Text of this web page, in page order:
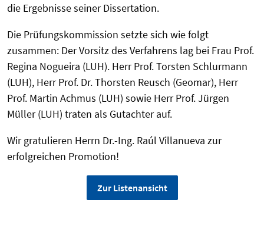
die Ergebnisse seiner Dissertation.
Die Prüfungskommission setzte sich wie folgt
zusammen: Der Vorsitz des Verfahrens lag bei Frau Prof.
Regina Nogueira (LUH). Herr Prof. Torsten Schlurmann
(LUH), Herr Prof. Dr. Thorsten Reusch (Geomar), Herr
Prof. Martin Achmus (LUH) sowie Herr Prof. Jürgen
Müller (LUH) traten als Gutachter auf.
Wir gratulieren Herrn Dr.-Ing. Raúl Villanueva zur
erfolgreichen Promotion!
Zur Listenansicht